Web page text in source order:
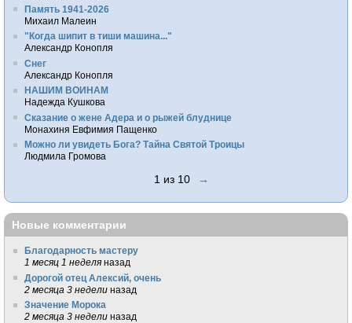
Память 1941-2026
Михаил Малеин
"Когда шипит в тиши машина..."
Александр Конопля
Снег
Александр Конопля
НАШИМ ВОИНАМ
Надежда Кушкова
Сказание о жене Адера и о рыжей блуднице
Монахиня Евфимия Пащенко
Можно ли увидеть Бога? Тайна Святой Троицы
Людмила Громова
1 из 10 →
Новые комментарии
Благодарность мастеру
1 месяц 1 неделя назад
Дорогой отец Алексий, очень
2 месяца 3 недели назад
Значение Морока
2 месяца 3 недели назад